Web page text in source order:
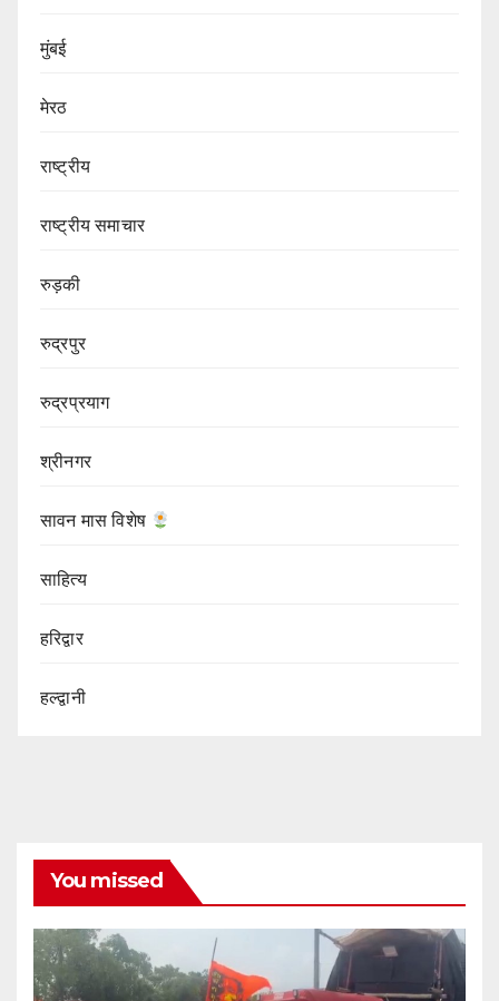
मुंबई
मेरठ
राष्ट्रीय
राष्ट्रीय समाचार
रुड़की
रुद्रपुर
रुद्रप्रयाग
श्रीनगर
सावन मास विशेष
साहित्य
हरिद्वार
हल्द्वानी
You missed